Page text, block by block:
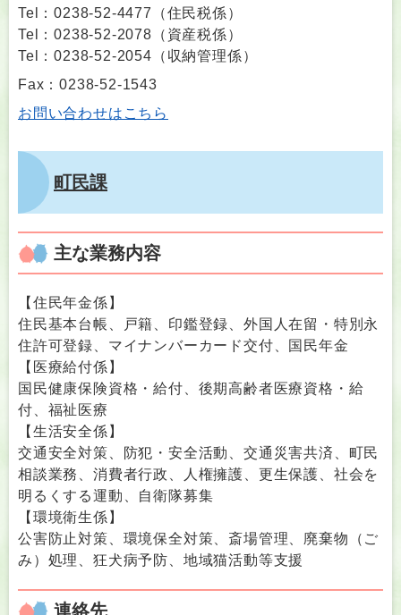
Tel：0238-52-4477
（住民税係）
Tel：0238-52-2078 （ 資産税係）
Tel：0238-52-2054 （ 収納管理係）
Fax：0238-52-1543
お問い合わせはこちら
町民課
主な業務内容
【住民年金係】
住民基本台帳、戸籍、印鑑登録、外国人在留・特別永
住許可登録、マイナンバーカード交付、国民年金
【医療給付係】
国民健康保険資格・給付、後期高齢者医療資格・給
付、福祉医療
【生活安全係】
交通安全対策、防犯・安全活動、交通災害共済、町民
相談業務、消費者行政、人権擁護、更生保護、社会を
明るくする運動、自衛隊募集
【環境衛生係】
公害防止対策、環境保全対策、斎場管理、廃棄物（ご
み）処理、狂犬病予防、地域猫活動等支援
連絡先